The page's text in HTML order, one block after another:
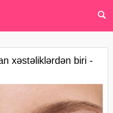
xəstəliklərdən biri -